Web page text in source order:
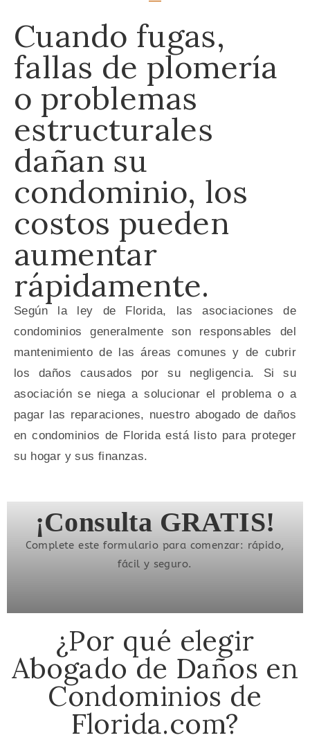
Cuando fugas,
fallas de plomería
o problemas
estructurales
dañan su
condominio, los
costos pueden
aumentar
rápidamente.
Según la ley de Florida, las asociaciones de
condominios generalmente son responsables del
mantenimiento de las áreas comunes y de cubrir
los daños causados ​​por su negligencia. Si su
asociación se niega a solucionar el problema o a
pagar las reparaciones, nuestro abogado de daños
en condominios de Florida está listo para proteger
su hogar y sus finanzas.
¡Consulta GRATIS!
Complete este formulario para comenzar: rápido,
fácil y seguro.
¿Por qué elegir
Abogado de Daños en
Condominios de
Florida.com?